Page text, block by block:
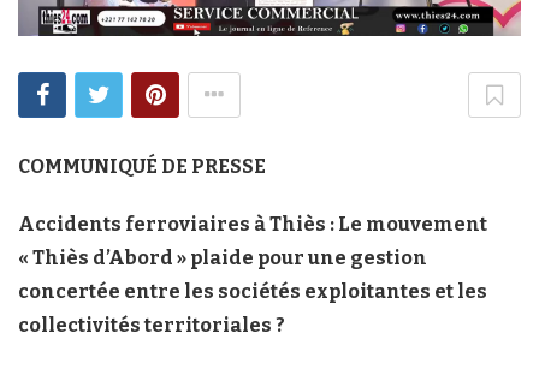
COMMUNIQUÉ DE PRESSE
Accidents ferroviaires à Thiès : Le mouvement
« Thiès d’Abord » plaide pour une gestion
concertée entre les sociétés exploitantes et les
collectivités territoriales ?